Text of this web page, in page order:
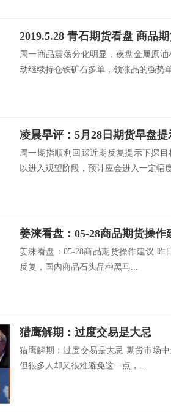
2019.5.28 青石期货看盘 商品
周一商品震荡分化明显，夜盘金属原
动继续持仓铁矿石多单，领涨品的强势
凌晨早评：5月28日期货早盘提
周一期指顺利回踩近期反复提示下探
以进入观望阶段，预计应会进入一定幅
姜涞看盘：05-28商品期货操作
姜涞看盘：05-28商品期货操作建议 昨
反复，国内商品石头品种黑马...
猎鹰解期：过度交易是大忌
猎鹰解期：过度交易是大忌 期货市场
但很多人却又很难避免这一点，...